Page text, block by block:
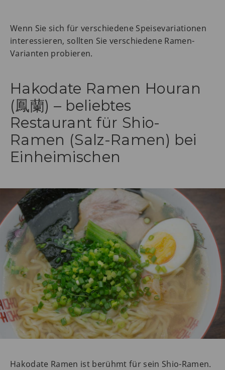
Wenn Sie sich für verschiedene Speisevariationen
interessieren, sollten Sie verschiedene Ramen-
Varianten probieren.
Hakodate Ramen Houran
(鳳蘭) – beliebtes
Restaurant für Shio-
Ramen (Salz-Ramen) bei
Einheimischen
Hakodate Ramen ist berühmt für sein Shio-Ramen.